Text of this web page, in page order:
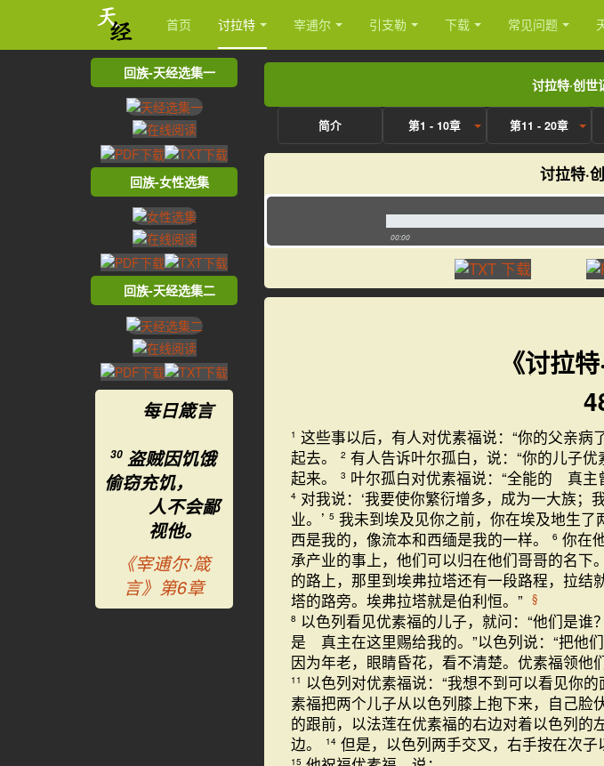
首页 讨拉特 宰逋尔 引支勒 下载 常见问题
讨拉特·创世
简介 第1 - 10章 第11 - 20章
讨拉特·
00:00
《讨拉
1 这些事以后，有人对优素福说：“你的父亲
起去。
2 有人告诉叶尔孤白，说：“你的儿子
起来。
3 叶尔孤白对优素福说：“全能的 真主
4 对我说：‘我要使你繁衍增多，成为一大族
业。’ 5 我未到埃及见你之前，你在埃及地生
西是我的，像流本和西缅是我的一样。
6 你在
承产业的事上，他们可以归在他们哥哥的名下。
的路上，那里到埃弗拉塔还有一段路程，拉
塔的路旁。埃弗拉塔就是伯利恒。”
§
8 以色列看见优素福的儿子，就问：“他们是谁
是 真主在这里赐给我的。”以色列说：“把他
因为年老，眼睛昏花，看不清楚。优素福领他
11 以色列对优素福说：“我想不到可以看见你
素福把两个儿子从以色列膝上抱下来，自己脸
的跟前，以法莲在优素福的右边对着以色列
边。
14 但是，以色列两手交叉，右手按在次
15
回族-天经选集一
回族-女性选集
回族-天经选集二
每日箴言
30 盗贼因饥饿
偷窃充饥，
人不会鄙
视他。
《宰逋尔·箴
言》第6章